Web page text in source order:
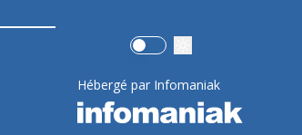
Use setting
Hébergé par Infomaniak